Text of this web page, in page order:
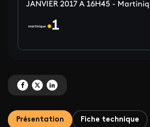
JANVIER 2017 A 16H45 -
Partagez 'LA REINE DES NEIGES' sur Facebook
Partagez 'LA REINE DES NEIGES' sur X
Partagez 'LA REINE DES NEIGES' sur
Présentation Fiche technique